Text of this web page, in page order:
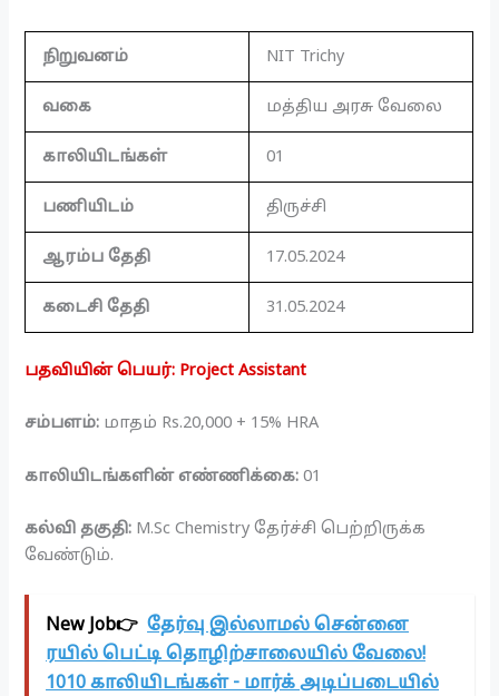
நிறுவனம் NIT Trichy
வகை மத்திய அரசு வேலை
காலியிடங்கள் 01
பணியிடம் திருச்சி
ஆரம்ப தேதி 17.05.2024
கடைசி தேதி 31.05.2024
பதவியின் பெயர்: Project Assistant
சம்பளம்: மாதம் Rs.20,000 + 15% HRA
காலியிடங்களின் எண்ணிக்கை: 01
கல்வி தகுதி: M.Sc Chemistry தேர்ச்சி பெற்றிருக்க
வேண்டும்.
New Job👉 தேர்வு இல்லாமல் சென்னை
ரயில் பெட்டி தொழிற்சாலையில் வேலை!
1010 காலியிடங்கள் - மார்க் அடிப்படையில்